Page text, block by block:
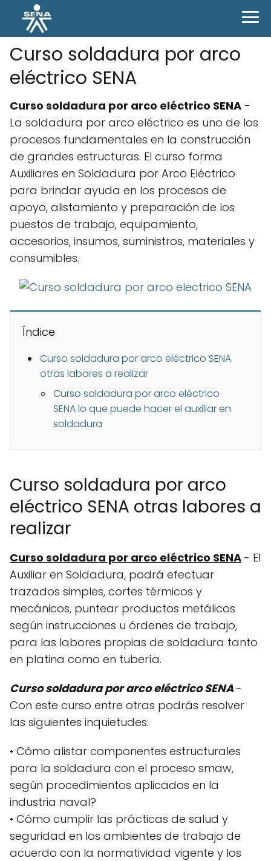
Curso soldadura por arco
eléctrico SENA
Curso soldadura por arco eléctrico SENA -
La soldadura por arco eléctrico es uno de los
procesos fundamentales en la construcción
de grandes estructuras. El curso forma
Auxiliares en Soldadura por Arco Eléctrico
para brindar ayuda en los procesos de
apoyo, alistamiento y preparación de los
puestos de trabajo, equipamiento,
accesorios, insumos, suministros, materiales y
consumibles.
Índice
Curso soldadura por arco eléctrico SENA
otras labores a realizar
Curso soldadura por arco eléctrico
SENA lo que puede hacer el auxiliar en
soldadura
Curso soldadura por arco
eléctrico SENA otras labores a
realizar
Curso soldadura por arco eléctrico SENA - El
Auxiliar en Soldadura, podrá efectuar
trazados simples, cortes térmicos y
mecánicos, puntear productos metálicos
según instrucciones u órdenes de trabajo,
para las labores propias de soldadura tanto
en platina como en tubería.
Curso soldadura por arco eléctrico SENA -
Con este curso entre otras podrás resolver
las siguientes inquietudes:
• Cómo alistar componentes estructurales
para la soldadura con el proceso smaw,
según procedimientos aplicados en la
industria naval?
• Cómo cumplir las prácticas de salud y
seguridad en los ambientes de trabajo de
acuerdo con la normatividad vigente y los